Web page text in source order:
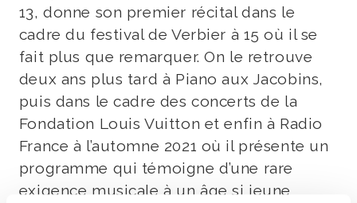
13, donne son premier récital dans le
cadre du festival de Verbier à 15 où il se
fait plus que remarquer. On le retrouve
deux ans plus tard à Piano aux Jacobins,
puis dans le cadre des concerts de la
Fondation Louis Vuitton et enfin à Radio
France à l’automne 2021 où il présente un
programme qui témoigne d’une rare
exigence musicale à un âge si jeune